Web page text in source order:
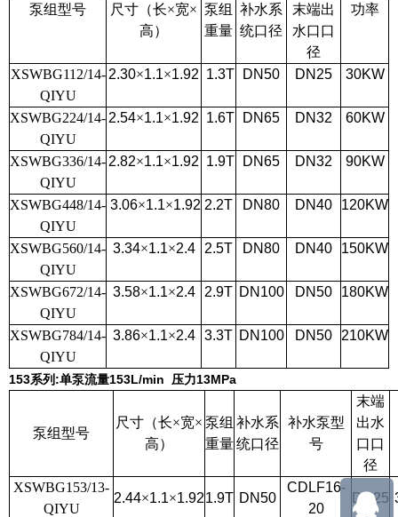
泵组型号
尺寸（长×宽×
高）
泵组
重量
补水系
统口径
末端出
水口口
径
功率
XSWBG112/14-
QIYU
2.30×1.1×1.92 1.3T DN50 DN25 30KW
XSWBG224/14-
QIYU
2.54×1.1×1.92 1.6T DN65 DN32 60KW
XSWBG336/14-
QIYU
2.82×1.1×1.92 1.9T DN65 DN32 90KW
XSWBG448/14-
QIYU
3.06×1.1×1.92 2.2T DN80 DN40 120KW
XSWBG560/14-
QIYU
3.34×1.1×2.4 2.5T DN80 DN40 150KW
XSWBG672/14-
QIYU
3.58×1.1×2.4 2.9T DN100 DN50 180KW
XSWBG784/14-
QIYU
3.86×1.1×2.4 3.3T DN100 DN50 210KW
153系列 :单泵流量153L/min 压力13MPa
泵组型号
尺寸（长×宽×
高）
泵组
重量
补水系
统口径
补水泵型
号
末端
出水
口口
径
XSWBG153/13-
QIYU
2.44×1.1×1.921.9T DN50
CDLF16-
20
DN25